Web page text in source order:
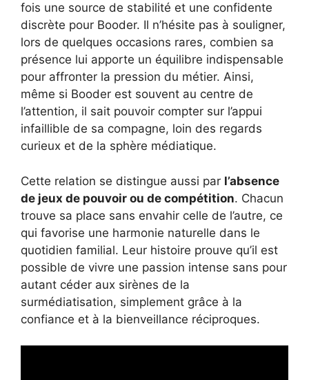
fois une source de stabilité et une confidente
discrète pour Booder. Il n’hésite pas à souligner,
lors de quelques occasions rares, combien sa
présence lui apporte un équilibre indispensable
pour affronter la pression du métier. Ainsi,
même si Booder est souvent au centre de
l’attention, il sait pouvoir compter sur l’appui
infaillible de sa compagne, loin des regards
curieux et de la sphère médiatique.
Cette relation se distingue aussi par l’absence
de jeux de pouvoir ou de compétition. Chacun
trouve sa place sans envahir celle de l’autre, ce
qui favorise une harmonie naturelle dans le
quotidien familial. Leur histoire prouve qu’il est
possible de vivre une passion intense sans pour
autant céder aux sirènes de la
surmédiatisation, simplement grâce à la
confiance et à la bienveillance réciproques.